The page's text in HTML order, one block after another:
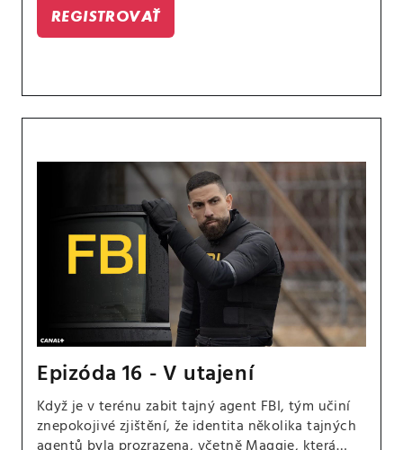
slashera, kterého poslala za mříže.
REGISTROVAŤ
Epizóda 16 - V utajení
Když je v terénu zabit tajný agent FBI, tým učiní
znepokojivé zjištění, že identita několika tajných